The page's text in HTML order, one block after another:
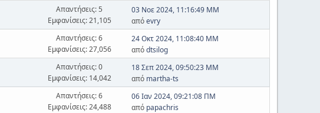
Απαντήσεις: 5
Εμφανίσεις: 21,105
03 Νοε 2024, 11:16:49 ΜΜ
απόevry
Απαντήσεις: 6
Εμφανίσεις: 27,056
24 Οκτ 2024, 11:08:40 ΜΜ
απόdtsilog
Απαντήσεις: 0
Εμφανίσεις: 14,042
18 Σεπ 2024, 09:50:23 ΜΜ
από martha-ts
Απαντήσεις: 6
Εμφανίσεις: 24,488
06 Ιαν 2024, 09:21:08 ΠΜ
από papachris